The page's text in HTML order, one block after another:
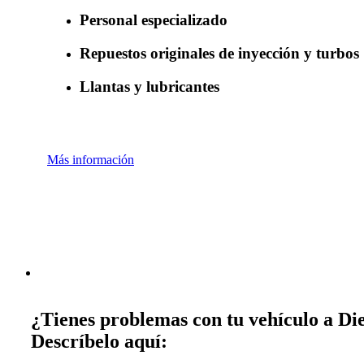
Personal especializado
Repuestos originales de inyección y turbos
Llantas y lubricantes
Más información
¿Tienes problemas con tu vehículo a
Descríbelo aquí: